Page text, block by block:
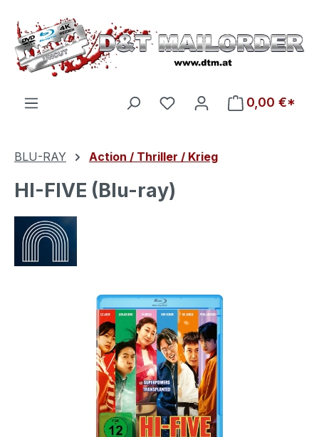
Zum Hauptinhalt springen
Du hast 0 Produkte auf
0,00 €*
BLU-RAY Action / Thriller / Krieg
HI-FIVE (Blu-ray)
Bildergalerie überspringen